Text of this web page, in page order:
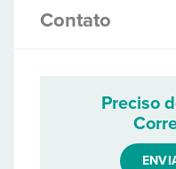
Contato
Preciso